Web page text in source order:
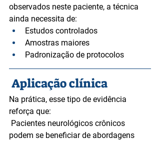
observados neste paciente, a técnica
ainda necessita de:
Estudos controlados
Amostras maiores
Padronização de protocolos
Aplicação clínica
Na prática, esse tipo de evidência
reforça que:
Pacientes neurológicos crônicos
podem se beneficiar de abordagens